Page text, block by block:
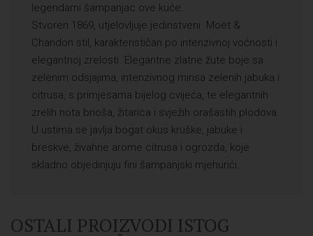
legendarni šampanjac ove kuće.
Stvoren 1869, utjelovljuje jedinstveni Moët &
Chandon stil, karakterističan po intenzivnoj voćnosti i
elegantnoj zrelosti. Elegantne zlatne žute boje sa
zelenim odsjajima, intenzivnog mirisa zelenih jabuka i
citrusa, s primjesama bijelog cvijeća, te elegantnih
zrelih nota brioša, žitarica i svježih orašastih plodova.
U ustima se javlja bogat okus kruške, jabuke i
breskve, živahne arome citrusa i ogrozda, koje
skladno objedinjuju fini šampanjski mjehurići.
OSTALI PROIZVODI ISTOG